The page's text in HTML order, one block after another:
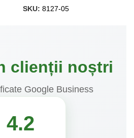
SKU: 8127-05
clienții noștri
Google Business
4.2